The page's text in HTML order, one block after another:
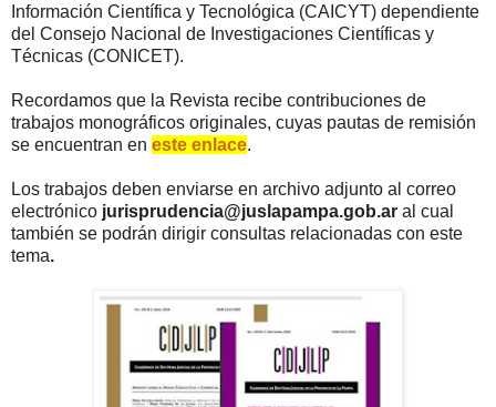
Información Científica y Tecnológica (CAICYT) dependiente
del Consejo Nacional de Investigaciones Científicas y
Técnicas (CONICET).
Recordamos que la Revista recibe contribuciones de
trabajos monográficos originales, cuyas pautas de remisión
se encuentran en este enlace.
Los trabajos deben enviarse en archivo adjunto al correo
electrónico jurisprudencia@juslapampa.gob.ar al cual
también se podrán dirigir consultas relacionadas con este
tema.